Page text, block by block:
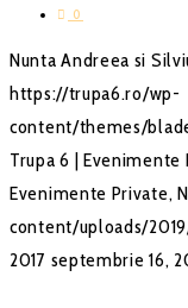
0
Nunta Andreea si
https://trupa6.ro/wp-
content/themes/
Trupa 6 | Evenimente
Evenimente Private,
content/uploads/
2017 septembrie 16,